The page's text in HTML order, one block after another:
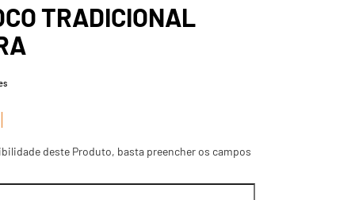
TRADICIONAL
deste Produto, basta preencher os campos